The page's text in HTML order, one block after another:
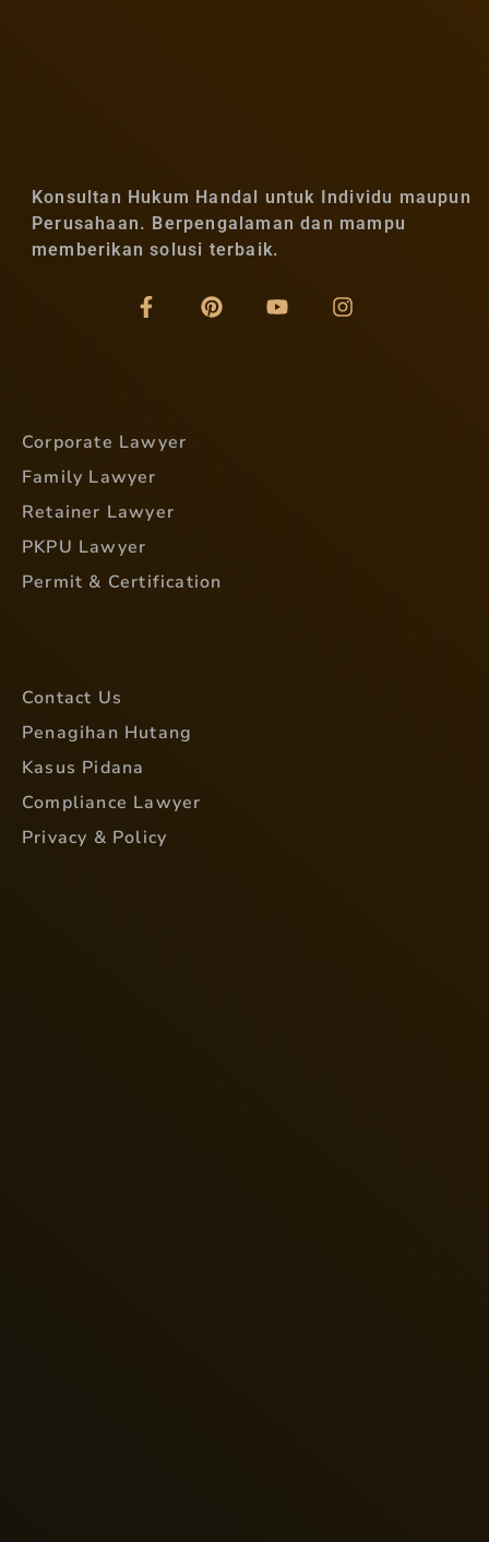
Konsultan Hukum Handal untuk Individu maupun
Perusahaan. Berpengalaman dan mampu
memberikan solusi terbaik.
Corporate Lawyer
Family Lawyer
Retainer Lawyer
PKPU Lawyer
Permit & Certification
Contact Us
Penagihan Hutang
Kasus Pidana
Compliance Lawyer
Privacy & Policy